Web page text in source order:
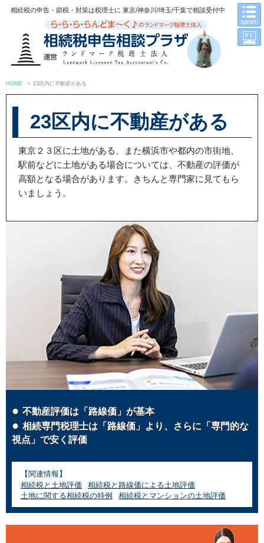
相続税の申告・節税・対策は税理士に 東京/神奈川/埼玉/千葉で相談受付中
HOME > 23区内に不動産がある
23区内に不動産がある
東京２３区に土地がある、また横浜市や都内の市街地、
駅前などに土地がある場合については、不動産の評価が
高額となる場合があります。きちんと専門家に見てもら
いましょう。
不動産評価は「路線価」が基本
相続専門税理士は「路線価」より、さらに「専門的な
視点」で安く評価
【関連情報】
相続税と土地評価
相続税と路線価による土地評価
土地に関する相続税の特例
相続税とマンションの土地評価